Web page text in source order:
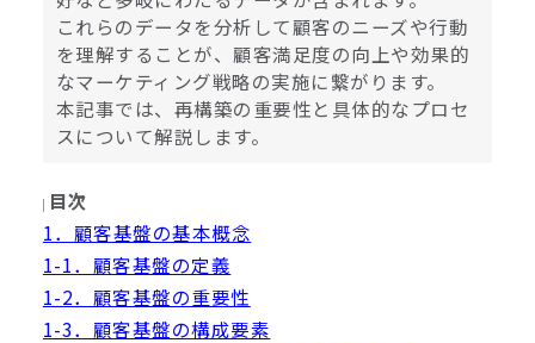
これらのデータを分析して顧客のニーズや行動
を理解することが、顧客満足度の向上や効果的
なマーケティング戦略の実施に繋がります。
本記事では、再構築の重要性と具体的なプロセ
スについて解説します。
目次
1．顧客基盤の基本概念
1-1．顧客基盤の定義
1-2．顧客基盤の重要性
1-3．顧客基盤の構成要素